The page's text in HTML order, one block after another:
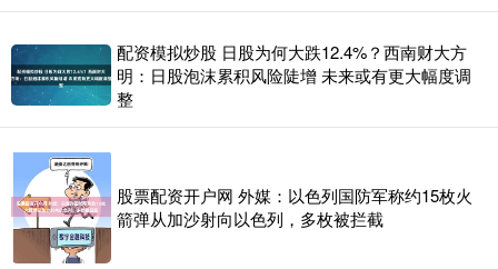
配资模拟炒股 日股为何大跌12.4%？西南财大方
明：日股泡沫累积风险陡增 未来或有更大幅度调
整
股票配资开户网 外媒：以色列国防军称约15枚火
箭弹从加沙射向以色列，多枚被拦截